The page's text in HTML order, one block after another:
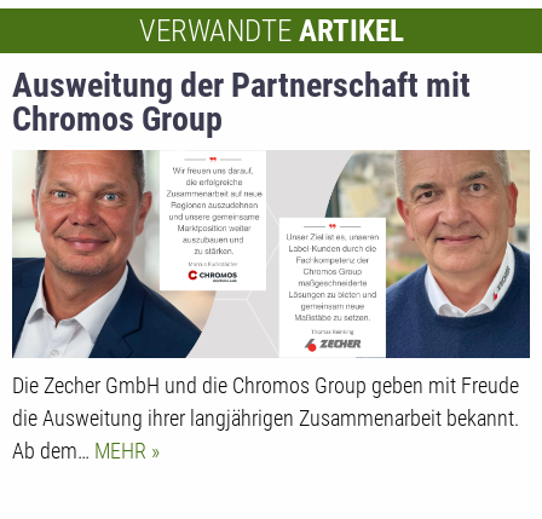
VERWANDTE ARTIKEL
Ausweitung der Partnerschaft mit
Chromos Group
Die Zecher GmbH und die Chromos Group geben mit Freude
die Ausweitung ihrer langjährigen Zusammenarbeit bekannt.
Ab dem… MEHR